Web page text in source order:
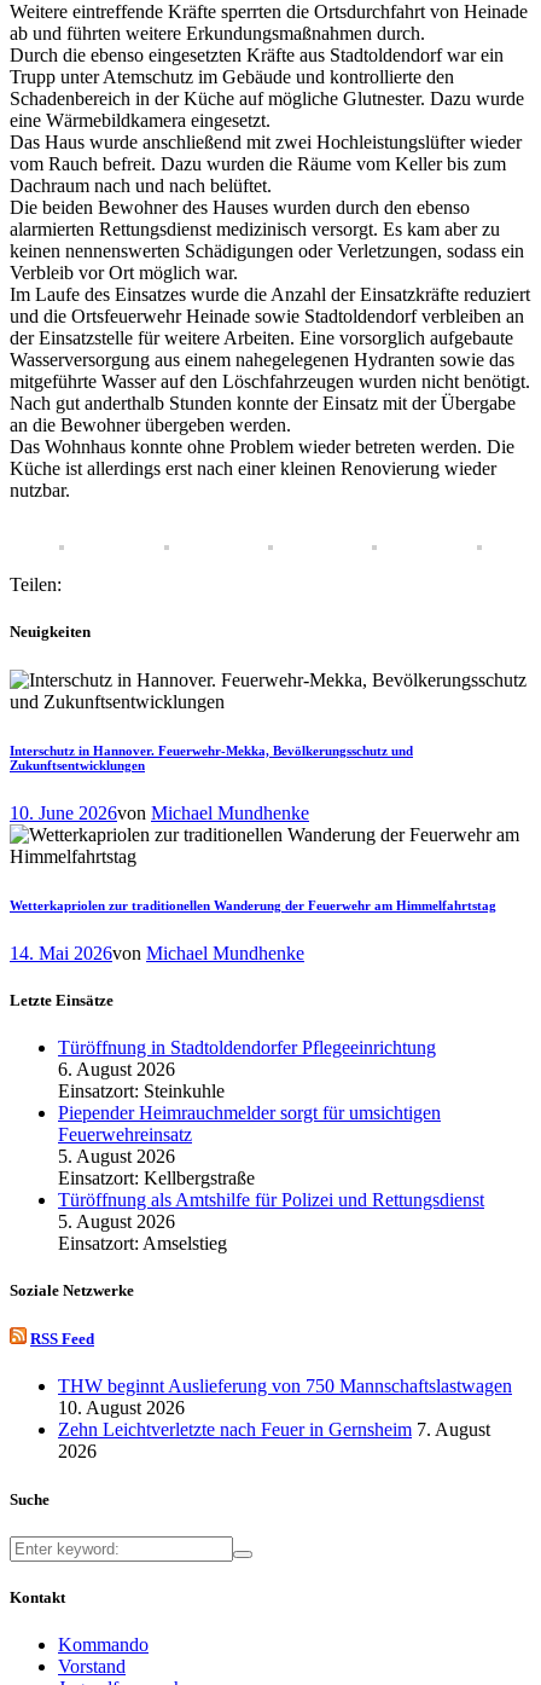
Weitere eintreffende Kräfte sperrten die Ortsdurchfahrt von Heinade
ab und führten weitere Erkundungsmaßnahmen durch.
Durch die ebenso eingesetzten Kräfte aus Stadtoldendorf war ein
Trupp unter Atemschutz im Gebäude und kontrollierte den
Schadenbereich in der Küche auf mögliche Glutnester. Dazu wurde
eine Wärmebildkamera eingesetzt.
Das Haus wurde anschließend mit zwei Hochleistungslüfter wieder
vom Rauch befreit. Dazu wurden die Räume vom Keller bis zum
Dachraum nach und nach belüftet.
Die beiden Bewohner des Hauses wurden durch den ebenso
alarmierten Rettungsdienst medizinisch versorgt. Es kam aber zu
keinen nennenswerten Schädigungen oder Verletzungen, sodass ein
Verbleib vor Ort möglich war.
Im Laufe des Einsatzes wurde die Anzahl der Einsatzkräfte reduziert
und die Ortsfeuerwehr Heinade sowie Stadtoldendorf verbleiben an
der Einsatzstelle für weitere Arbeiten. Eine vorsorglich aufgebaute
Wasserversorgung aus einem nahegelegenen Hydranten sowie das
mitgeführte Wasser auf den Löschfahrzeugen wurden nicht benötigt.
Nach gut anderthalb Stunden konnte der Einsatz mit der Übergabe
an die Bewohner übergeben werden.
Das Wohnhaus konnte ohne Problem wieder betreten werden. Die
Küche ist allerdings erst nach einer kleinen Renovierung wieder
nutzbar.
Teilen:
Neuigkeiten
Interschutz in Hannover. Feuerwehr-Mekka, Bevölkerungsschutz und
Zukunftsentwicklungen
10. June 2026von Michael Mundhenke
Wetterkapriolen zur traditionellen Wanderung der Feuerwehr am Himmelfahrtstag
14. Mai 2026von Michael Mundhenke
Letzte Einsätze
Türöffnung in Stadtoldendorfer Pflegeeinrichtung
6. August 2026
Einsatzort: Steinkuhle
Piepender Heimrauchmelder sorgt für umsichtigen
Feuerwehreinsatz
5. August 2026
Einsatzort: Kellbergstraße
Türöffnung als Amtshilfe für Polizei und Rettungsdienst
5. August 2026
Einsatzort: Amselstieg
Soziale Netzwerke
RSS Feed
THW beginnt Auslieferung von 750 Mannschaftslastwagen
10. August 2026
Zehn Leichtverletzte nach Feuer in Gernsheim 7. August
2026
Suche
Kontakt
Kommando
Vorstand